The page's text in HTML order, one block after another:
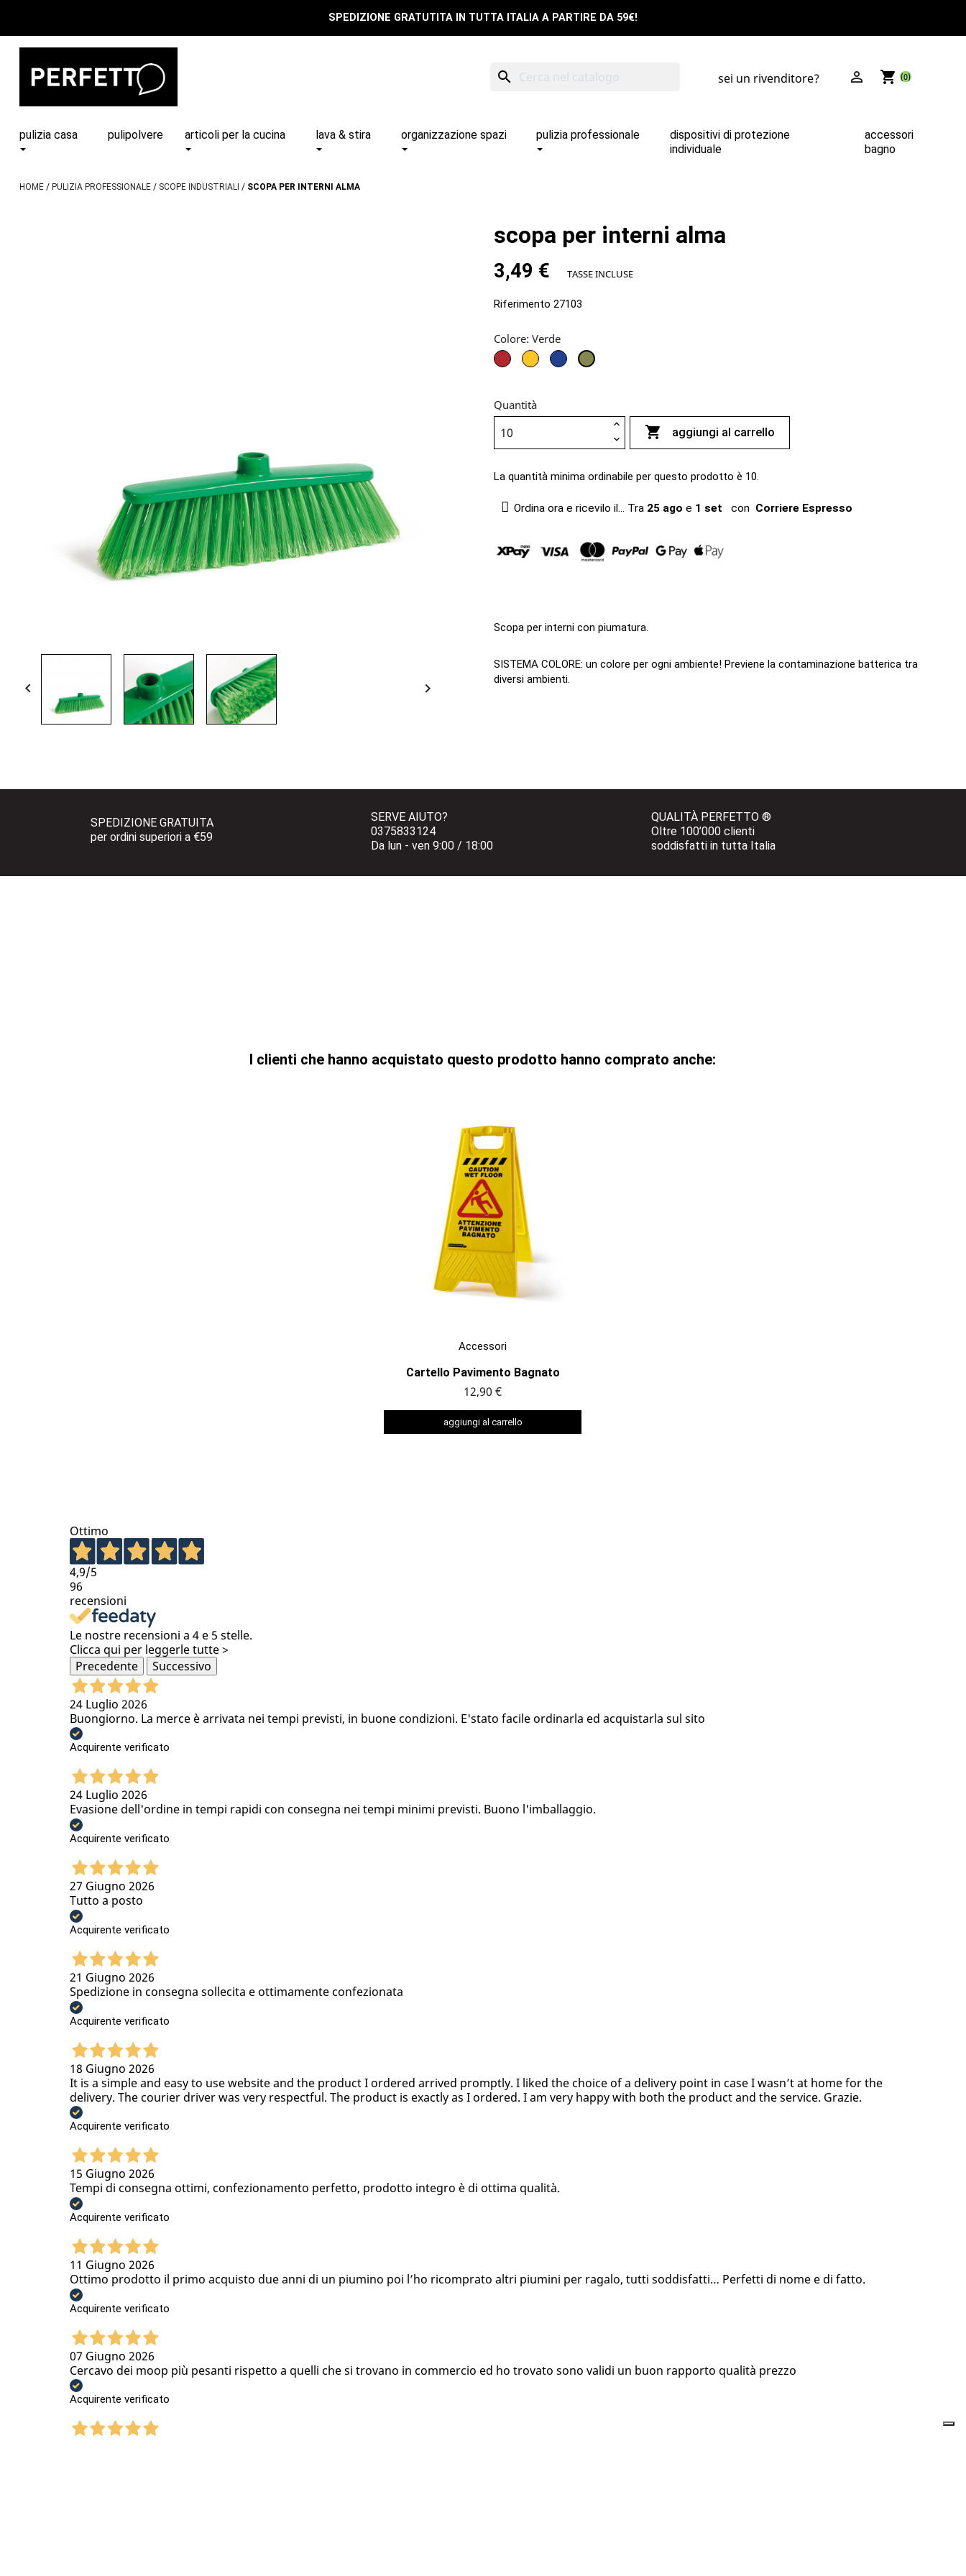
SPEDIZIONE GRATUTITA IN TUTTA ITALIA A PARTIRE DA 59€!
search sei un rivenditore?  shopping_cart (0)
pulizia casa pulipolvere articoli per la cucina lava & stira organizzazione spazi pulizia professionale
dispositivi di protezione
individuale
accessori
bagno
HOME PULIZIA PROFESSIONALE SCOPE INDUSTRIALI SCOPA PER INTERNI ALMA
 
scopa per interni alma
3,49 € TASSE INCLUSE
Riferimento 27103
Colore: Verde
RossoGialloBlu Verde
Quantità
 aggiungi al carrello
La quantità minima ordinabile per questo prodotto è 10.
Ordina ora e ricevilo il... Tra 25 ago e 1 set con Corriere Espresso
Scopa per interni con piumatura.
SISTEMA COLORE: un colore per ogni ambiente! Previene la contaminazione batterica tra
diversi ambienti.
SPEDIZIONE GRATUITA
per ordini superiori a €59
SERVE AIUTO?
0375833124
Da lun - ven 9:00 / 18:00
QUALITÀ PERFETTO ®
Oltre 100’000 clienti
soddisfatti in tutta Italia
I clienti che hanno acquistato questo prodotto hanno comprato anche:
Accessori
Cartello Pavimento Bagnato
12,90 €
aggiungi al carrello
ANTEPRIMA
Ottimo
4,9/5
96
recensioni
Le nostre recensioni a 4 e 5 stelle.
Clicca qui per leggerle tutte >
Precedente
Successivo
24 Luglio 2026
Buongiorno. La merce è arrivata nei tempi previsti, in buone condizioni. E'stato facile ordinarla ed acquistarla sul sito
Acquirente verificato
24 Luglio 2026
Evasione dell'ordine in tempi rapidi con consegna nei tempi minimi previsti. Buono l'imballaggio.
Acquirente verificato
27 Giugno 2026
Tutto a posto
Acquirente verificato
21 Giugno 2026
Spedizione in consegna sollecita e ottimamente confezionata
Acquirente verificato
18 Giugno 2026
It is a simple and easy to use website and the product I ordered arrived promptly. I liked the choice of a delivery point in case I wasn’t at home for the
delivery. The courier driver was very respectful. The product is exactly as I ordered. I am very happy with both the product and the service. Grazie.
Acquirente verificato
15 Giugno 2026
Tempi di consegna ottimi, confezionamento perfetto, prodotto integro è di ottima qualità.
Acquirente verificato
11 Giugno 2026
Ottimo prodotto il primo acquisto due anni di un piumino poi l’ho ricomprato altri piumini per ragalo, tutti soddisfatti… Perfetti di nome e di fatto.
Acquirente verificato
07 Giugno 2026
Cercavo dei moop più pesanti rispetto a quelli che si trovano in commercio ed ho trovato sono validi un buon rapporto qualità prezzo
Acquirente verificato